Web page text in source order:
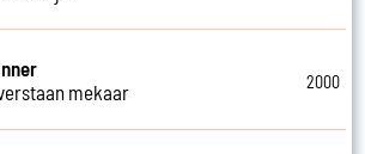
mekaar
2000